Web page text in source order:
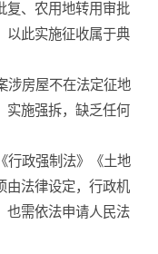
复、农用地转用审批
以此实施征收属于典
涉房屋不在法定征地
实施强拆，缺乏任何
行政强制法》《土地
由法律设定，行政机
也需依法申请人民法